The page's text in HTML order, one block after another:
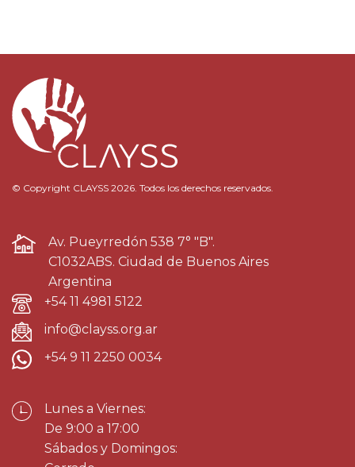
© Copyright CLAYSS 2026. Todos los derechos reservados.
Av. Pueyrredón 538 7° "B".
C1032ABS. Ciudad de Buenos Aires
Argentina
+54 11 4981 5122
info@clayss.org.ar
+54 9 11 2250 0034
Lunes a Viernes:
De 9:00 a 17:00
Sábados y Domingos: